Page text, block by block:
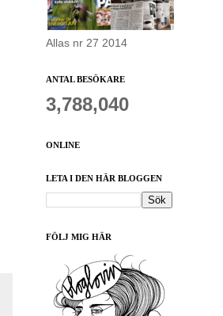
Allas nr 27 2014
ANTAL BESÖKARE
3,788,040
ONLINE
LETA I DEN HÄR BLOGGEN
FÖLJ MIG HÄR